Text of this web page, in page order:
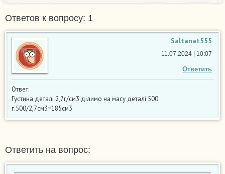
Ответов к вопросу: 1
Saltanat555
Ответить
11.07.2024 | 10:07
Ответ:
Густина деталі 2,7г/см3 ділимо на масу деталі 500
г.500/2,7см3=185см3
Ответить на вопрос: